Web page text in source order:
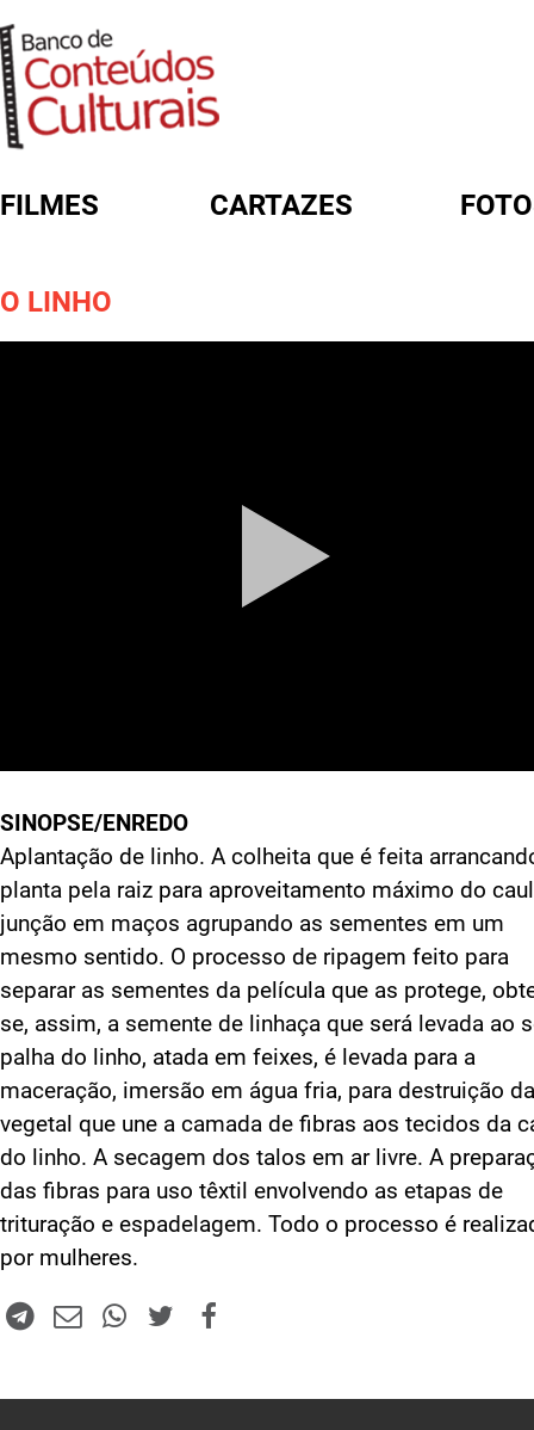
FILMES CARTAZES
O LINHO
SINOPSE/ENREDO
Aplantação de linho. A colheita que é feita
planta pela raiz para aproveitamento máximo do
junção em maços agrupando as sementes em um
mesmo sentido. O processo de ripagem feito para
separar as sementes da película que as protege,
se, assim, a semente de linhaça que será levada ao
palha do linho, atada em feixes, é levada para a
maceração, imersão em água fria, para destruição
vegetal que une a camada de fibras aos tecidos da
do linho. A secagem dos talos em ar livre. A
das fibras para uso têxtil envolvendo as etapas de
trituração e espadelagem. Todo o processo é
por mulheres.